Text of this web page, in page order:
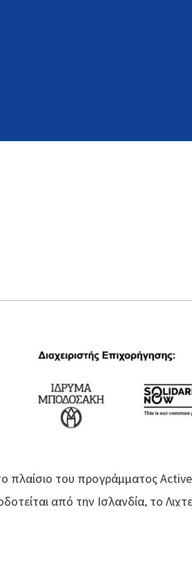
πλαίσιο του προγράμματος
από την Ισλανδία, το